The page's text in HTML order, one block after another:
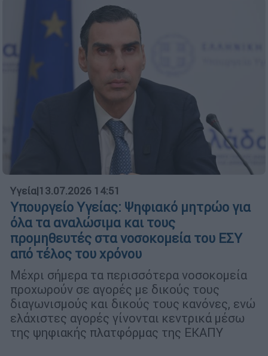
Υγεία|13.07.2026 14:51
Υπουργείο Υγείας: Ψηφιακό μητρώο για
όλα τα αναλώσιμα και τους
προμηθευτές στα νοσοκομεία του ΕΣΥ
από τέλος του χρόνου
Μέχρι σήμερα τα περισσότερα νοσοκομεία
προχωρούν σε αγορές με δικούς τους
διαγωνισμούς και δικούς τους κανόνες, ενώ
ελάχιστες αγορές γίνονται κεντρικά μέσω
της ψηφιακής πλατφόρμας της ΕΚΑΠΥ